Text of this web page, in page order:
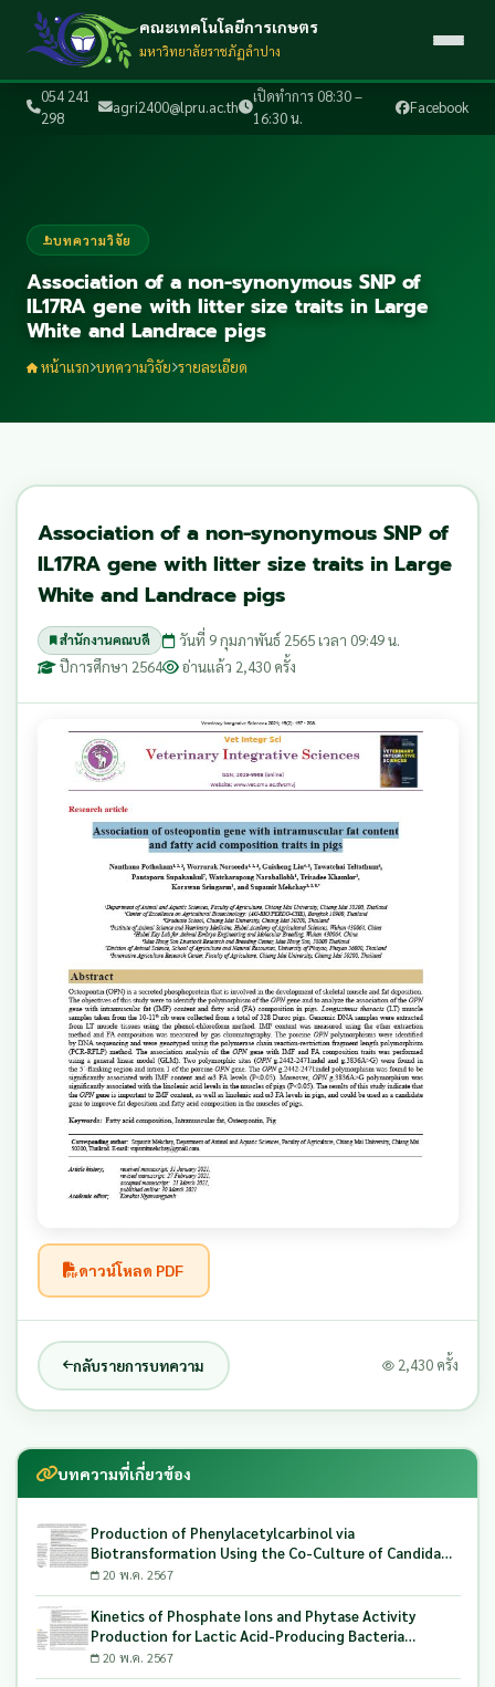
054 241
298
agri2400@lpru.ac.th
เปิดทำการ 08:30 –
16:30 น.
Facebook
คณะเทคโนโลยีการเกษตร
มหาวิทยาลัยราชภัฏลำปาง
บทความวิจัย
Association of a non-synonymous SNP of
IL17RA gene with litter size traits in Large
White and Landrace pigs
หน้าแรก บทความวิจัย รายละเอียด
Association of a non-synonymous SNP of
IL17RA gene with litter size traits in Large
White and Landrace pigs
สำนักงานคณบดี
วันที่ 9 กุมภาพันธ์ 2565 เวลา 09:49 น.
ปีการศึกษา 2564
อ่านแล้ว 2,430 ครั้ง
ดาวน์โหลด PDF
กลับรายการบทความ 2,430 ครั้ง
บทความที่เกี่ยวข้อง
Production of Phenylacetylcarbinol via
Biotransformation Using the Co-Culture of Candida
tropicalis TISTR 5306 and Saccharomyces cerevisiae
TISTR 5606 as the Biocatalyst
20 พ.ค. 2567
Kinetics of Phosphate Ions and Phytase Activity
Production for Lactic Acid-Producing Bacteria
Utilizing Milling and Whitening Stages Rice Bran as
Biopolymer Substrates
20 พ.ค. 2567